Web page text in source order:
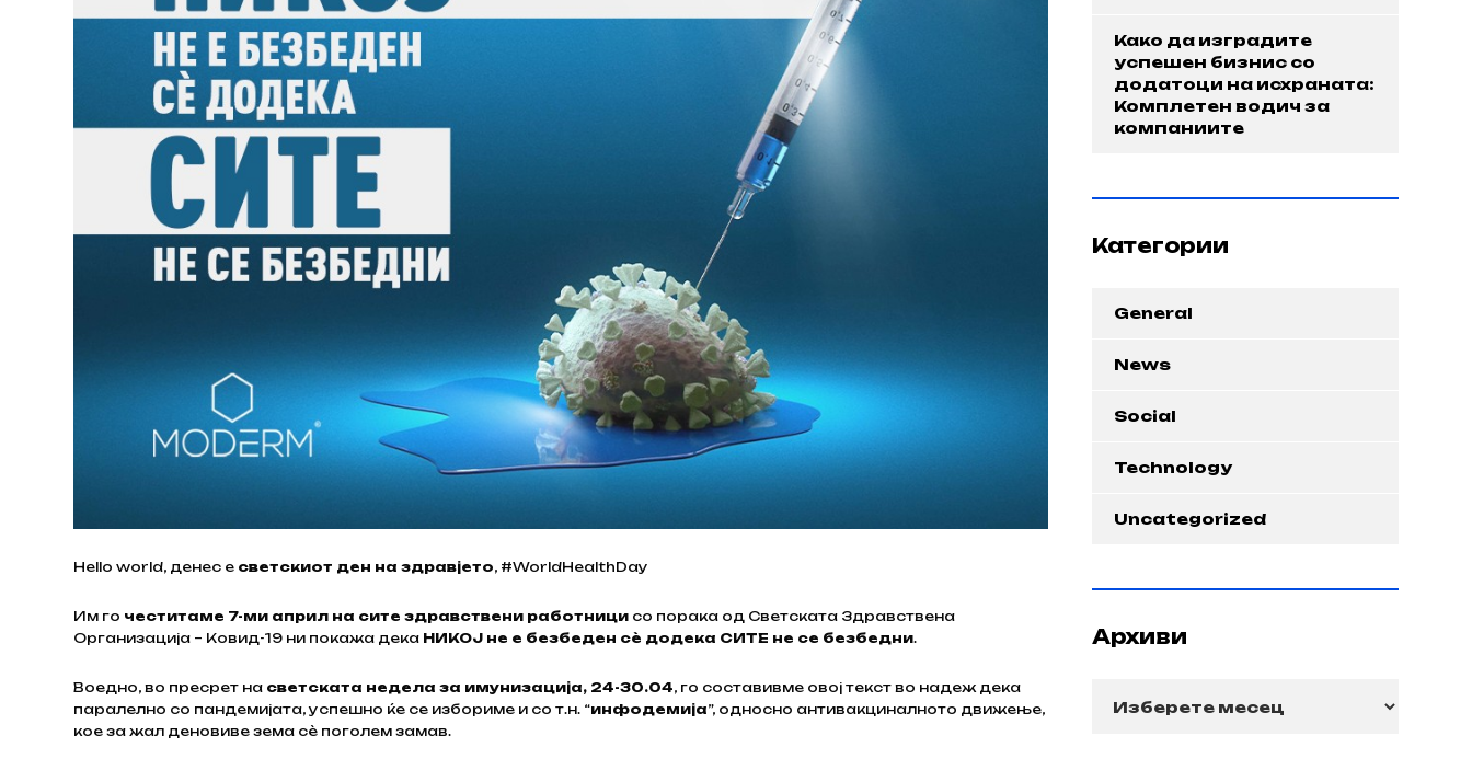
Hello world, денес е светскиот ден на здравјето, #WorldHealthDay
Им го честитаме 7-ми април на сите здравствени работници со порака од Светската Здравствена
Организација – Ковид-19 ни покажа дека НИКОЈ не е безбеден сѐ додека СИТЕ не се безбедни.
Воедно, во пресрет на светската недела за имунизација, 24-30.04, го составивме овој текст во надеж дека
паралелно со пандемијата, успешно ќе се избориме и со т.н. “инфодемија”, односно антивакциналното движење,
кое за жал деновиве зема сѐ поголем замав.
Како да изградите
успешен бизнис со
додатоци на исхраната:
Комплетен водич за
компаниите
Категории
General
News
Social
Technology
Uncategorized
Архиви